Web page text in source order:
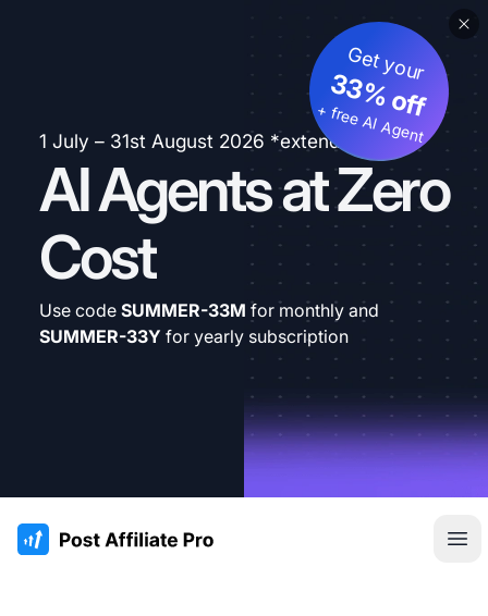
1 July – 31st August 2026 *extended
AI Agents at Zero
Cost
Get your
33% off
+ free AI Agent
Use code SUMMER-33M for monthly and
SUMMER-33Y for yearly subscription
:site.title